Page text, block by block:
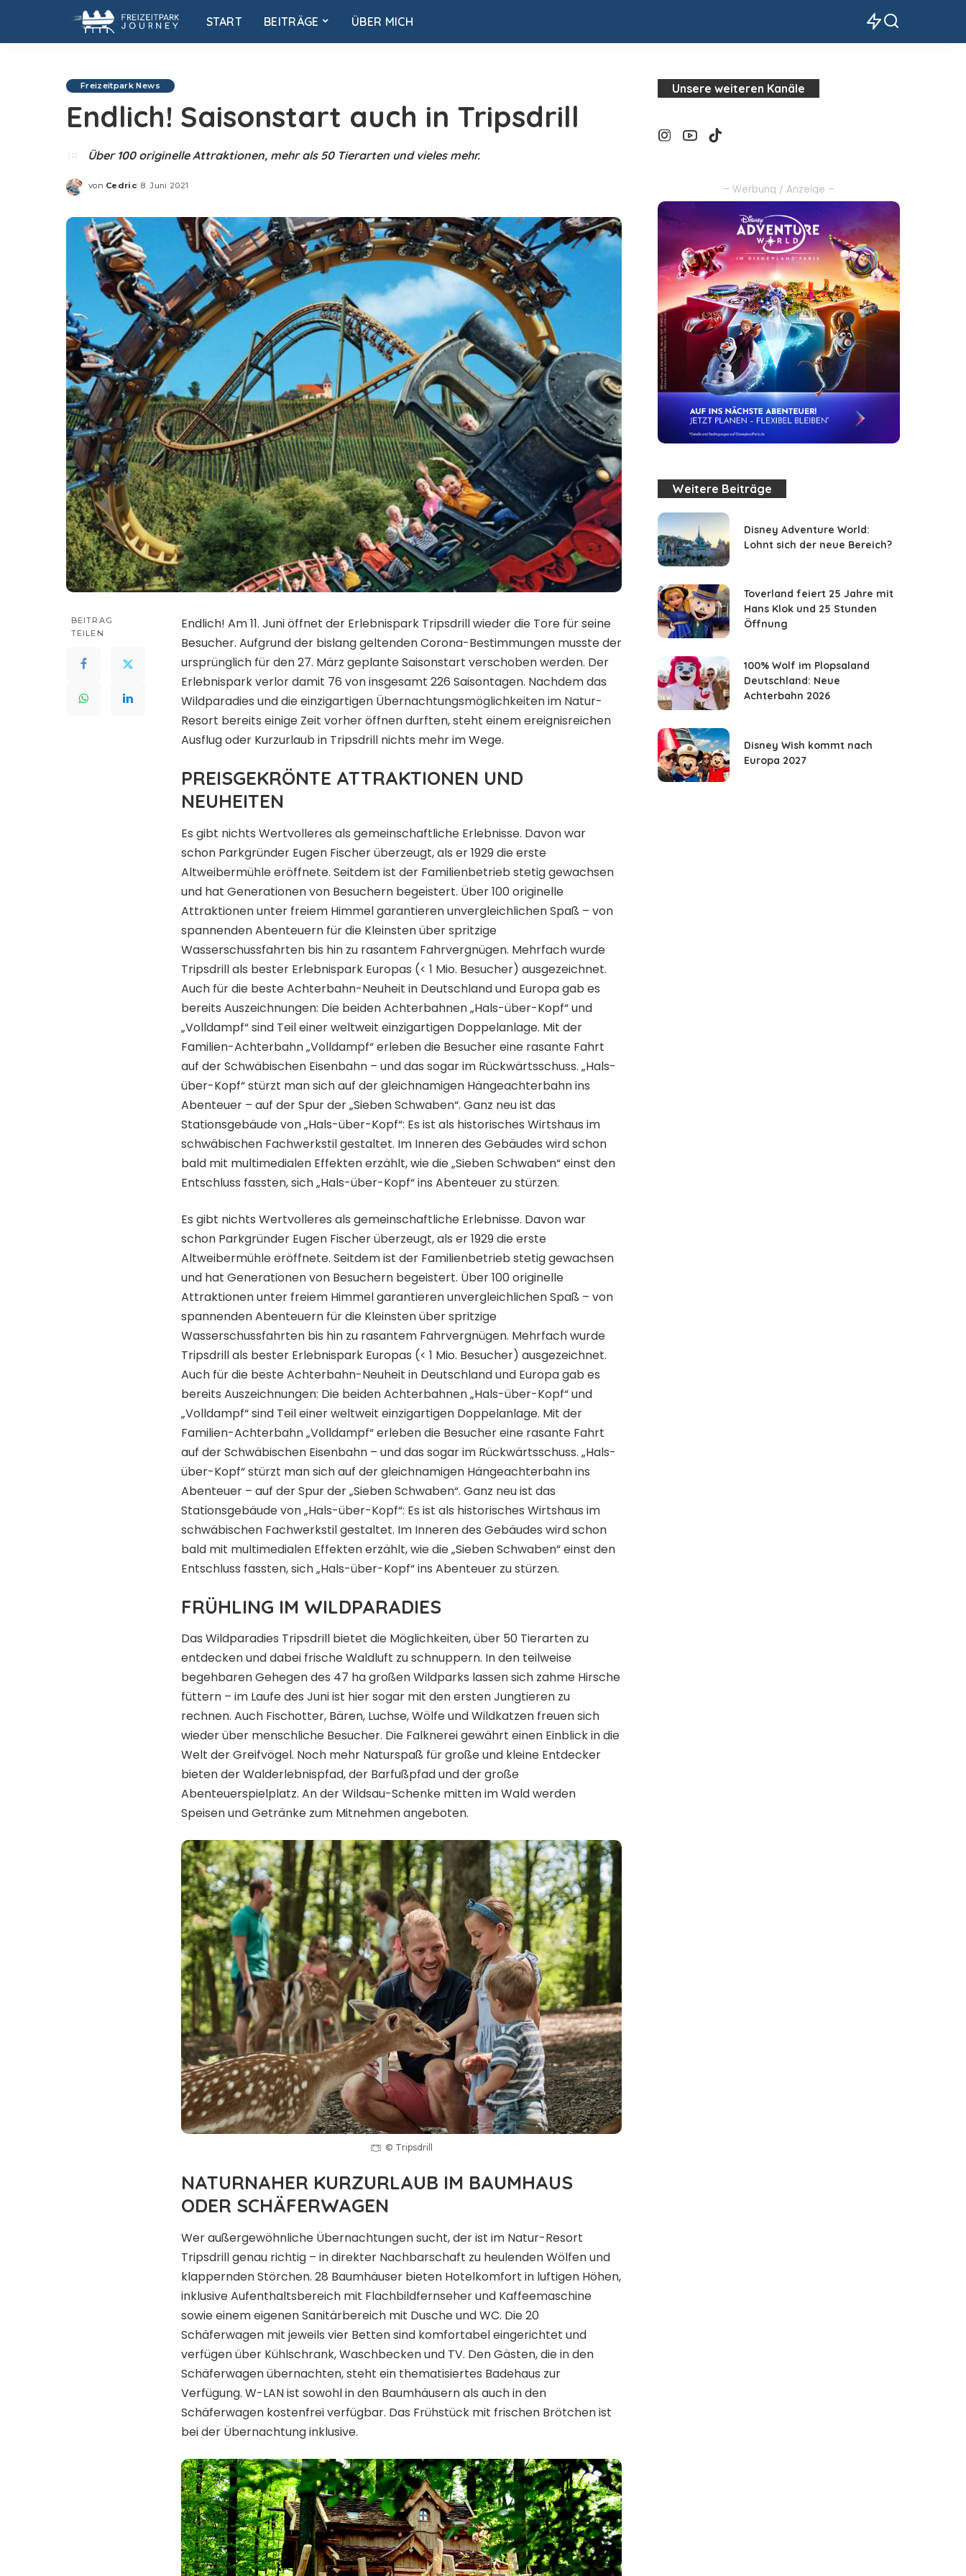
START BEITRÄGE ÜBER MICH
Freizeitpark News
Endlich! Saisonstart auch in Tripsdrill
Über 100 originelle Attraktionen, mehr als 50 Tierarten und vieles mehr.
Posted
von Cedric 8. Juni 2021
BEITRAG
TEILEN
Endlich! Am 11. Juni öffnet der Erlebnispark Tripsdrill wieder die Tore für seine
Besucher. Aufgrund der bislang geltenden Corona-Bestimmungen musste der
ursprünglich für den 27. März geplante Saisonstart verschoben werden. Der
Erlebnispark verlor damit 76 von insgesamt 226 Saisontagen. Nachdem das
Wildparadies und die einzigartigen Übernachtungsmöglichkeiten im Natur-
Resort bereits einige Zeit vorher öffnen durften, steht einem ereignisreichen
Ausflug oder Kurzurlaub in Tripsdrill nichts mehr im Wege.
PREISGEKRÖNTE ATTRAKTIONEN UND
NEUHEITEN
Es gibt nichts Wertvolleres als gemeinschaftliche Erlebnisse. Davon war
schon Parkgründer Eugen Fischer überzeugt, als er 1929 die erste
Altweibermühle eröffnete. Seitdem ist der Familienbetrieb stetig gewachsen
und hat Generationen von Besuchern begeistert. Über 100 originelle
Attraktionen unter freiem Himmel garantieren unvergleichlichen Spaß – von
spannenden Abenteuern für die Kleinsten über spritzige
Wasserschussfahrten bis hin zu rasantem Fahrvergnügen. Mehrfach wurde
Tripsdrill als bester Erlebnispark Europas (< 1 Mio. Besucher) ausgezeichnet.
Auch für die beste Achterbahn-Neuheit in Deutschland und Europa gab es
bereits Auszeichnungen: Die beiden Achterbahnen „Hals-über-Kopf“ und
„Volldampf“ sind Teil einer weltweit einzigartigen Doppelanlage. Mit der
Familien-Achterbahn „Volldampf“ erleben die Besucher eine rasante Fahrt
auf der Schwäbischen Eisenbahn – und das sogar im Rückwärtsschuss. „Hals-
über-Kopf“ stürzt man sich auf der gleichnamigen Hängeachterbahn ins
Abenteuer – auf der Spur der „Sieben Schwaben“. Ganz neu ist das
Stationsgebäude von „Hals-über-Kopf“: Es ist als historisches Wirtshaus im
schwäbischen Fachwerkstil gestaltet. Im Inneren des Gebäudes wird schon
bald mit multimedialen Effekten erzählt, wie die „Sieben Schwaben“ einst den
Entschluss fassten, sich „Hals-über-Kopf“ ins Abenteuer zu stürzen.
Es gibt nichts Wertvolleres als gemeinschaftliche Erlebnisse. Davon war
schon Parkgründer Eugen Fischer überzeugt, als er 1929 die erste
Altweibermühle eröffnete. Seitdem ist der Familienbetrieb stetig gewachsen
und hat Generationen von Besuchern begeistert. Über 100 originelle
Attraktionen unter freiem Himmel garantieren unvergleichlichen Spaß – von
spannenden Abenteuern für die Kleinsten über spritzige
Wasserschussfahrten bis hin zu rasantem Fahrvergnügen. Mehrfach wurde
Tripsdrill als bester Erlebnispark Europas (< 1 Mio. Besucher) ausgezeichnet.
Auch für die beste Achterbahn-Neuheit in Deutschland und Europa gab es
bereits Auszeichnungen: Die beiden Achterbahnen „Hals-über-Kopf“ und
„Volldampf“ sind Teil einer weltweit einzigartigen Doppelanlage. Mit der
Familien-Achterbahn „Volldampf“ erleben die Besucher eine rasante Fahrt
auf der Schwäbischen Eisenbahn – und das sogar im Rückwärtsschuss. „Hals-
über-Kopf“ stürzt man sich auf der gleichnamigen Hängeachterbahn ins
Abenteuer – auf der Spur der „Sieben Schwaben“. Ganz neu ist das
Stationsgebäude von „Hals-über-Kopf“: Es ist als historisches Wirtshaus im
schwäbischen Fachwerkstil gestaltet. Im Inneren des Gebäudes wird schon
bald mit multimedialen Effekten erzählt, wie die „Sieben Schwaben“ einst den
Entschluss fassten, sich „Hals-über-Kopf“ ins Abenteuer zu stürzen.
FRÜHLING IM WILDPARADIES
Das Wildparadies Tripsdrill bietet die Möglichkeiten, über 50 Tierarten zu
entdecken und dabei frische Waldluft zu schnuppern. In den teilweise
begehbaren Gehegen des 47 ha großen Wildparks lassen sich zahme Hirsche
füttern – im Laufe des Juni ist hier sogar mit den ersten Jungtieren zu
rechnen. Auch Fischotter, Bären, Luchse, Wölfe und Wildkatzen freuen sich
wieder über menschliche Besucher. Die Falknerei gewährt einen Einblick in die
Welt der Greifvögel. Noch mehr Naturspaß für große und kleine Entdecker
bieten der Walderlebnispfad, der Barfußpfad und der große
Abenteuerspielplatz. An der Wildsau-Schenke mitten im Wald werden
Speisen und Getränke zum Mitnehmen angeboten.
© Tripsdrill
NATURNAHER KURZURLAUB IM BAUMHAUS
ODER SCHÄFERWAGEN
Wer außergewöhnliche Übernachtungen sucht, der ist im Natur-Resort
Tripsdrill genau richtig – in direkter Nachbarschaft zu heulenden Wölfen und
klappernden Störchen. 28 Baumhäuser bieten Hotelkomfort in luftigen Höhen,
inklusive Aufenthaltsbereich mit Flachbildfernseher und Kaffeemaschine
sowie einem eigenen Sanitärbereich mit Dusche und WC. Die 20
Schäferwagen mit jeweils vier Betten sind komfortabel eingerichtet und
verfügen über Kühlschrank, Waschbecken und TV. Den Gästen, die in den
Schäferwagen übernachten, steht ein thematisiertes Badehaus zur
Verfügung. W-LAN ist sowohl in den Baumhäusern als auch in den
Schäferwagen kostenfrei verfügbar. Das Frühstück mit frischen Brötchen ist
bei der Übernachtung inklusive.
Unsere weiteren Kanäle
– Werbung / Anzeige –
Weitere Beiträge
Disney Adventure World:
Lohnt sich der neue Bereich?
Toverland feiert 25 Jahre mit
Hans Klok und 25 Stunden
Öffnung
100% Wolf im Plopsaland
Deutschland: Neue
Achterbahn 2026
Disney Wish kommt nach
Europa 2027